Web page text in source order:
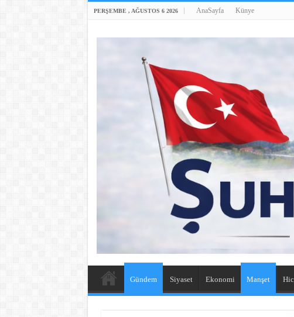
PERŞEMBE , AĞUSTOS 6 2026 AnaSayfa Künye
Gündem Siyaset Ekonomi Manşet